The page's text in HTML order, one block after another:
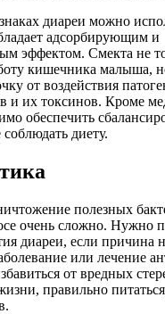
диареи можно
адсорбирующим и
эффектом. Смекта не
кишечника малыша,
от воздействия
и их токсинов. Кроме
обеспечить
диету.
полезных
очень сложно. Нужно
диареи, если причина
или лечение
от вредных
правильно